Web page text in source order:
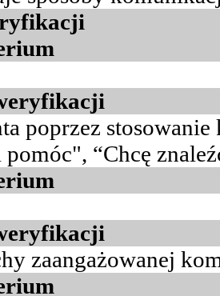
poprzez
“Chcę
zaangażowanej